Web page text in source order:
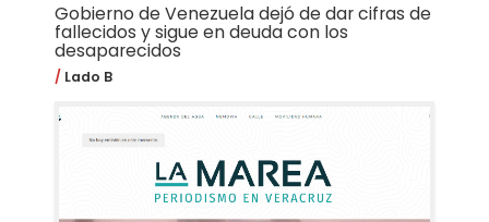
Gobierno de Venezuela dejó de dar cifras de
fallecidos y sigue en deuda con los
desaparecidos
Lado B